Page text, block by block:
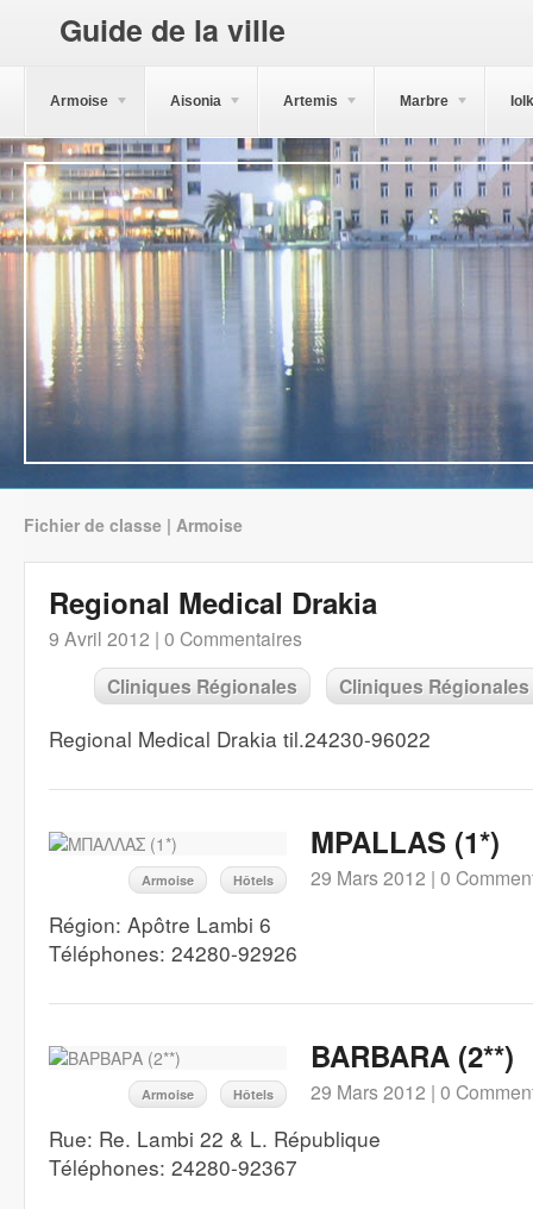
Guide de la ville
Armoise Aisonia Artemis Marbre
Fichier de classe | Armoise
Regional Medical Drakia
9 Avril 2012 | 0 Commentaires
Cliniques Régionales Cliniques Régionales
Regional Medical Drakia til.24230-96022
Armoise Hôtels
MPALLAS (1*)
29 Mars 2012 | 0
Région: Apôtre Lambi 6
Téléphones: 24280-92926
Armoise Hôtels
BARBARA (2**)
29 Mars 2012 | 0
Rue: Re. Lambi 22 & L. République
Téléphones: 24280-92367